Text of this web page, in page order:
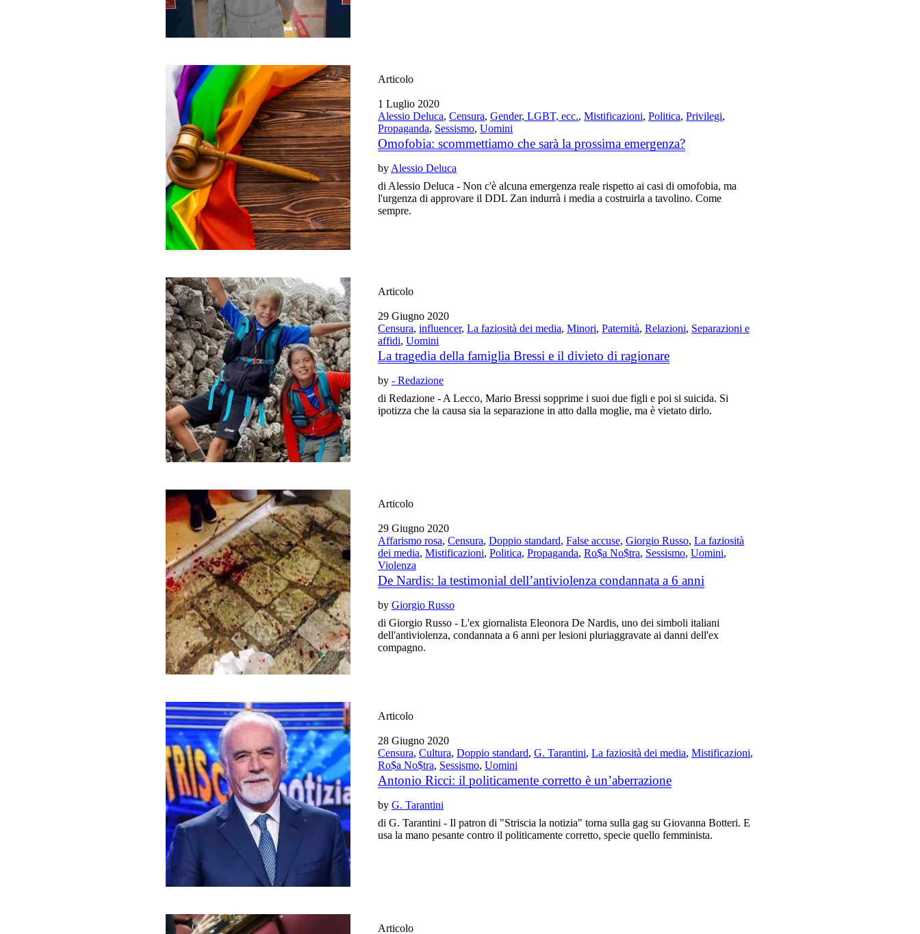
Articolo
1 Luglio 2020
Alessio Deluca,Censura,Gender, LGBT, ecc.,Mistificazioni,Politica,Privilegi,
Propaganda, Sessismo,Uomini
Omofobia: scommettiamo che sarà la prossima emergenza?
by Alessio Deluca
di Alessio Deluca - Non c'è alcuna emergenza reale rispetto ai casi di omofobia, ma
l'urgenza di approvare il DDL Zan indurrà i media a costruirla a tavolino. Come
sempre.
Articolo
29 Giugno 2020
Censura,influencer,La faziosità dei media,Minori,Paternità,Relazioni, Separazioni e
affidi,Uomini
La tragedia della famiglia Bressi e il divieto di ragionare
by- Redazione
di Redazione - A Lecco, Mario Bressi sopprime i suoi due figli e poi si suicida. Si
ipotizza che la causa sia la separazione in atto dalla moglie, ma è vietato dirlo.
Articolo
29 Giugno 2020
Affarismo rosa,Censura,Doppio standard,False accuse,Giorgio Russo,La faziosità
dei media,Mistificazioni,Politica,Propaganda,Ro$a No$tra, Sessismo,Uomini,
Violenza
De Nardis: la testimonial dell’antiviolenza condannata a 6 anni
byGiorgio Russo
di Giorgio Russo - L'ex giornalista Eleonora De Nardis, uno dei simboli italiani
dell'antiviolenza, condannata a 6 anni per lesioni pluriaggravate ai danni dell'ex
compagno.
Articolo
28 Giugno 2020
Censura,Cultura,Doppio standard,G. Tarantini,La faziosità dei media,Mistificazioni,
Ro$a No$tra, Sessismo,Uomini
Antonio Ricci: il politicamente corretto è un’aberrazione
byG. Tarantini
di G. Tarantini - Il patron di "Striscia la notizia" torna sulla gag su Giovanna Botteri. E
usa la mano pesante contro il politicamente corretto, specie quello femminista.
Articolo